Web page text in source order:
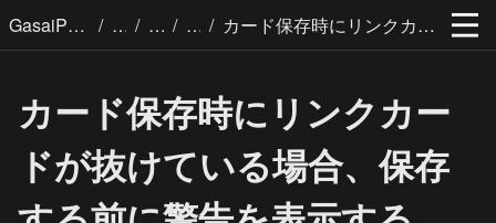
GasaiPages / / / / カード保存時にリンクカードが抜けている場合、保存する前に警告を表示する
カード保存時にリンクカー
ドが抜けている場合、保存